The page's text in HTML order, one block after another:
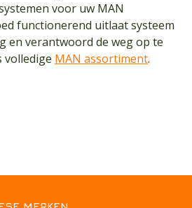
voor uw MAN
functionerend uitlaat systeem
en verantwoord de weg op te
volledige MAN assortiment.